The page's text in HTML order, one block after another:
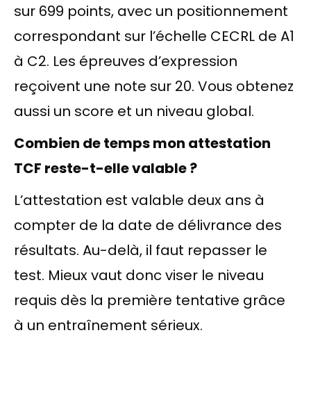
sur 699 points, avec un positionnement
correspondant sur l’échelle CECRL de A1
à C2. Les épreuves d’expression
reçoivent une note sur 20. Vous obtenez
aussi un score et un niveau global.
Combien de temps mon attestation
TCF reste-t-elle valable ?
L’attestation est valable deux ans à
compter de la date de délivrance des
résultats. Au-delà, il faut repasser le
test. Mieux vaut donc viser le niveau
requis dès la première tentative grâce
à un entraînement sérieux.